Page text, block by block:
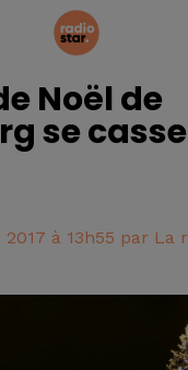
Noël de
se
à 13h55 par La